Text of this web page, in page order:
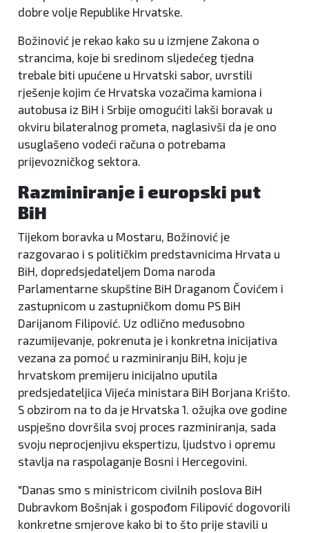
dobre volje Republike Hrvatske.
Božinović je rekao kako su u izmjene Zakona o
strancima, koje bi sredinom sljedećeg tjedna
trebale biti upućene u Hrvatski sabor, uvrstili
rješenje kojim će Hrvatska vozačima kamiona i
autobusa iz BiH i Srbije omogućiti lakši boravak u
okviru bilateralnog prometa, naglasivši da je ono
usuglašeno vodeći računa o potrebama
prijevozničkog sektora.
Razminiranje i europski put
BiH
Tijekom boravka u Mostaru, Božinović je
razgovarao i s političkim predstavnicima Hrvata u
BiH, dopredsjedateljem Doma naroda
Parlamentarne skupštine BiH Draganom Čovićem i
zastupnicom u zastupničkom domu PS BiH
Darijanom Filipović. Uz odlično međusobno
razumijevanje, pokrenuta je i konkretna inicijativa
vezana za pomoć u razminiranju BiH, koju je
hrvatskom premijeru inicijalno uputila
predsjedateljica Vijeća ministara BiH Borjana Krišto.
S obzirom na to da je Hrvatska 1. ožujka ove godine
uspješno dovršila svoj proces razminiranja, sada
svoju neprocjenjivu ekspertizu, ljudstvo i opremu
stavlja na raspolaganje Bosni i Hercegovini.
"Danas smo s ministricom civilnih poslova BiH
Dubravkom Bošnjak i gospođom Filipović dogovorili
konkretne smjerove kako bi to što prije stavili u